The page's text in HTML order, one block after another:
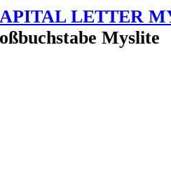
LETTER
Myslite